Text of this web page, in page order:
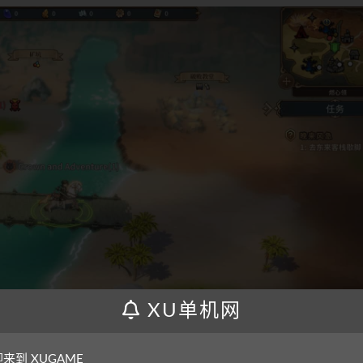
XU单机网
来到 XUGAME